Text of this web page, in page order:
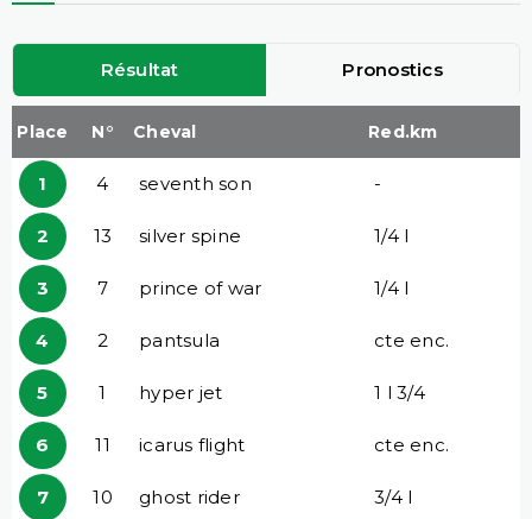
Résultat Pronostics
Place N° Cheval Red.km
1 4 seventh son -
2 13 silver spine 1/4 l
3 7 prince of war 1/4 l
4 2 pantsula cte enc.
5 1 hyper jet 1 l 3/4
6 11 icarus flight cte enc.
7 10 ghost rider 3/4 l